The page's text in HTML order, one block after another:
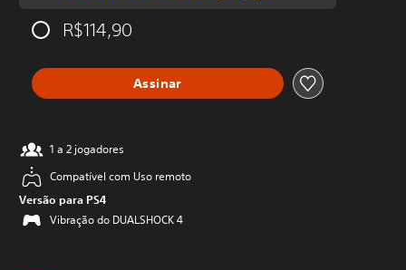
R$114,90
Assinar
1 a 2 jogadores
Compatível com Uso remoto
Versão para PS4
Vibração do DUALSHOCK 4